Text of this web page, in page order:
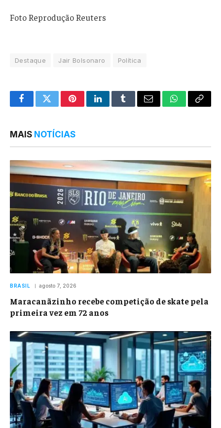
Foto Reprodução Reuters
Destaque Jair Bolsonaro Política
FacebookTwitterPinterestLinkedInTumblrEmail WhatsApp
Copy
MAIS NOTÍCIAS
BRASIL agosto 7, 2026
Maracanãzinho recebe competição de skate pela
primeira vez em 72 anos